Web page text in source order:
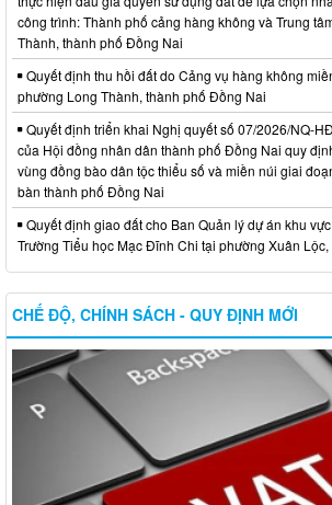
công trình: Thành phố cảng hàng không và Trung
Thành, thành phố Đồng Nai
Quyết định thu hồi đất do Cảng vụ hàng không
phường Long Thành, thành phố Đồng Nai
Quyết định triển khai Nghị quyết số 07/2026/NQ-
của Hội đồng nhân dân thành phố Đồng Nai quy
vùng đồng bào dân tộc thiểu số và miền núi giai
bàn thành phố Đồng Nai
Quyết định giao đất cho Ban Quản lý dự án khu
Trường Tiểu học Mạc Đĩnh Chi tại phường Xuân
CHẾ ĐỘ, CHÍNH SÁCH - QUY ĐỊNH MỚI